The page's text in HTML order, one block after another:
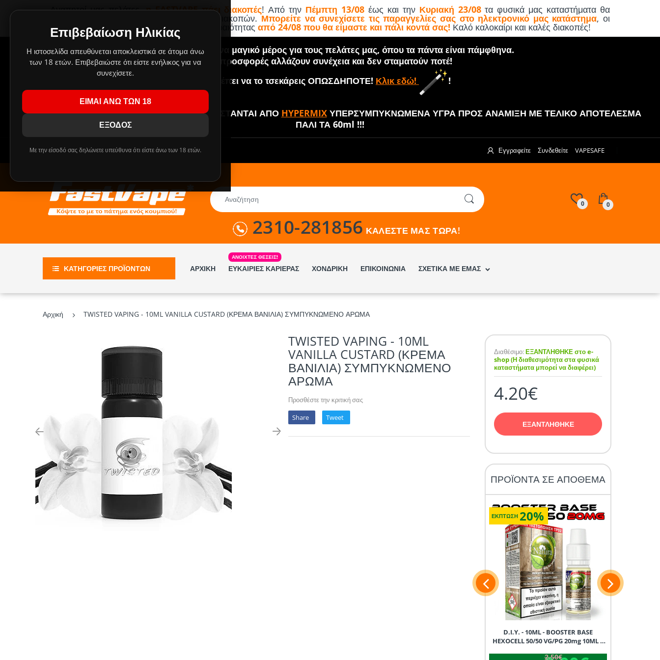
Επιβεβαίωση Ηλικίας
Η ιστοσελίδα απευθύνεται αποκλειστικά σε άτομα άνω
των 18 ετών. Επιβεβαιώστε ότι είστε ενήλικος για να
συνεχίσετε.
ΕΙΜΑΙ ΑΝΩ ΤΩΝ 18
ΕΞΟΔΟΣ
Με την είσοδό σας δηλώνετε υπεύθυνα ότι είστε άνω των 18 ετών.
Αγαπητοί μας πελάτες,η FASTVAPE πάει διακοπές! Από την Πέμπτη 13/08 έως και την Κυριακή 23/08τα φυσικά μας καταστήματα θα
παραμείνουν κλειστά λόγω καλοκαιρινών διακοπών.Μπορείτε να συνεχίσετε τις παραγγελίες σας στο ηλεκτρονικό μας κατάστημα, οι
οποίες θα εκτελεστούν με σειρά προτεραιότητας από 24/08 που θα είμαστε και πάλι κοντά σας! Καλό καλοκαίρι και καλές διακοπές!
Δημιουργήσαμε ένα μαγικό μέρος για τους πελάτες μας, όπου τα πάντα είναι πάμφθηνα.
Οι προσφορές αλλάζουν συνέχεια και δεν σταματούν ποτέ!
Πρέπει να το τσεκάρεις ΟΠΩΣΔΗΠΟΤΕ! Κλικ εδώ! !
!!! ΤΑ MIX SHAKE AND VAPE 30/60ml ΑΝΤΙΚΑΘΙΣΤΑΝΤΑΙ ΑΠΟ HYPERMIXΥΠΕΡΣΥΜΠΥΚΝΩΜΕΝΑ ΥΓΡΑ ΠΡΟΣ ΑΝΑΜΙΞΗ ΜΕ ΤΕΛΙΚΟ ΑΠΟΤΕΛΕΣΜΑ
ΠΑΛΙ ΤΑ 60ml !!!
Εγγραφείτε Συνδεθείτε VAPESAFE
2310-281856 ΚΑΛΕΣΤΕ ΜΑΣ ΤΩΡΑ!
0 0
ΚΑΤΗΓΟΡΙΕΣ ΠΡΟΪΟΝΤΩΝ ΑΡΧΙΚΗ ΕΥΚΑΙΡΙΕΣ ΚΑΡΙΕΡΑΣ ΧΟΝΔΡΙΚΗ ΕΠΙΚΟΙΝΩΝΙΑ ΣΧΕΤΙΚΑ ΜΕ ΕΜΑΣ
Αρχική TWISTED VAPING - 10ML VANILLA CUSTARD (ΚΡΕΜΑ ΒΑΝΙΛΙΑ) ΣΥΜΠΥΚΝΩΜΕΝΟ ΑΡΩΜΑ
TWISTED VAPING - 10ML
VANILLA CUSTARD (ΚΡΕΜΑ
ΒΑΝΙΛΙΑ) ΣΥΜΠΥΚΝΩΜΕΝΟ
ΑΡΩΜΑ
Προσθέστε την κριτική σας
Share
Tweet
Διαθέσιμο:ΕΞΑΝΤΛΗΘΗΚΕ στο e-
shop (Η διαθεσιμότητα στα φυσικά
καταστήματα μπορεί να διαφέρει)
4.20€
ΕΞΑΝΤΛΗΘΗΚΕ
ΠΡΟΪΟΝΤΑ ΣΕ ΑΠΟΘΕΜΑ
ΕΚΠΤΩΣΗ 20%
D.I.Y. - 10ML - BOOSTER BASE
HEXOCELL 50/50 VG/PG 20mg 10ML *
2.50€